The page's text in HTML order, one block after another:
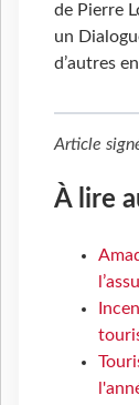
de Pierre
un
d’autres
Article
À lire